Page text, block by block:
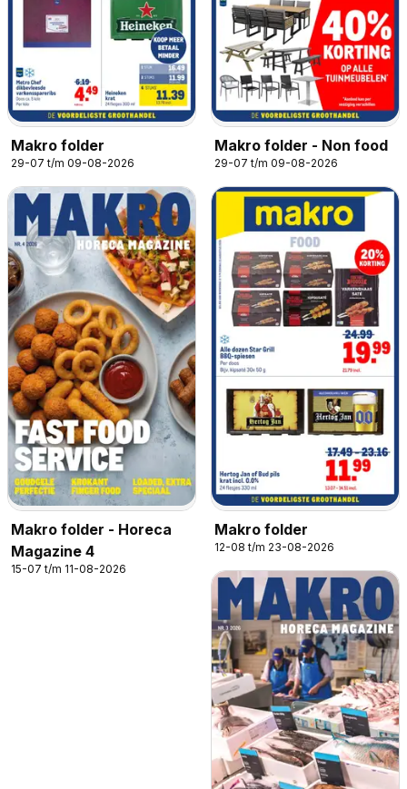
Makro folder
29-07 t/m 09-08-2026
Makro folder - Non food
29-07 t/m 09-08-2026
Makro folder - Horeca
Magazine 4
15-07 t/m 11-08-2026
Makro folder
12-08 t/m 23-08-2026